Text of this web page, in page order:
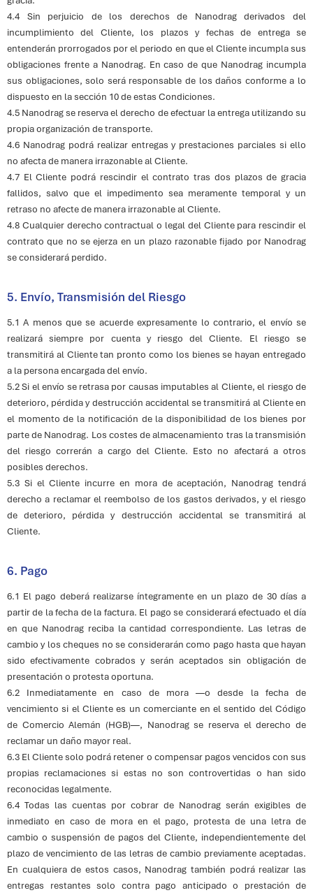
4.4 Sin perjuicio de los derechos de Nanodrag derivados del
incumplimiento del Cliente, los plazos y fechas de entrega se
entenderán prorrogados por el periodo en que el Cliente incumpla sus
obligaciones frente a Nanodrag. En caso de que Nanodrag incumpla
sus obligaciones, solo será responsable de los daños conforme a lo
dispuesto en la sección 10 de estas Condiciones.
4.5 Nanodrag se reserva el derecho de efectuar la entrega utilizando su
propia organización de transporte.
4.6 Nanodrag podrá realizar entregas y prestaciones parciales si ello
no afecta de manera irrazonable al Cliente.
4.7 El Cliente podrá rescindir el contrato tras dos plazos de gracia
fallidos, salvo que el impedimento sea meramente temporal y un
retraso no afecte de manera irrazonable al Cliente.
4.8 Cualquier derecho contractual o legal del Cliente para rescindir el
contrato que no se ejerza en un plazo razonable fijado por Nanodrag
se considerará perdido.
5. Envío, Transmisión del Riesgo
5.1 A menos que se acuerde expresamente lo contrario, el envío se
realizará siempre por cuenta y riesgo del Cliente. El riesgo se
transmitirá al Cliente tan pronto como los bienes se hayan entregado
a la persona encargada del envío.
5.2 Si el envío se retrasa por causas imputables al Cliente, el riesgo de
deterioro, pérdida y destrucción accidental se transmitirá al Cliente en
el momento de la notificación de la disponibilidad de los bienes por
parte de Nanodrag. Los costes de almacenamiento tras la transmisión
del riesgo correrán a cargo del Cliente. Esto no afectará a otros
posibles derechos.
5.3 Si el Cliente incurre en mora de aceptación, Nanodrag tendrá
derecho a reclamar el reembolso de los gastos derivados, y el riesgo
de deterioro, pérdida y destrucción accidental se transmitirá al
Cliente.
6. Pago
6.1 El pago deberá realizarse íntegramente en un plazo de 30 días a
partir de la fecha de la factura. El pago se considerará efectuado el día
en que Nanodrag reciba la cantidad correspondiente. Las letras de
cambio y los cheques no se considerarán como pago hasta que hayan
sido efectivamente cobrados y serán aceptados sin obligación de
presentación o protesta oportuna.
6.2 Inmediatamente en caso de mora —o desde la fecha de
vencimiento si el Cliente es un comerciante en el sentido del Código
de Comercio Alemán (HGB)—, Nanodrag se reserva el derecho de
reclamar un daño mayor real.
6.3 El Cliente solo podrá retener o compensar pagos vencidos con sus
propias reclamaciones si estas no son controvertidas o han sido
reconocidas legalmente.
6.4 Todas las cuentas por cobrar de Nanodrag serán exigibles de
inmediato en caso de mora en el pago, protesta de una letra de
cambio o suspensión de pagos del Cliente, independientemente del
plazo de vencimiento de las letras de cambio previamente aceptadas.
En cualquiera de estos casos, Nanodrag también podrá realizar las
entregas restantes solo contra pago anticipado o prestación de